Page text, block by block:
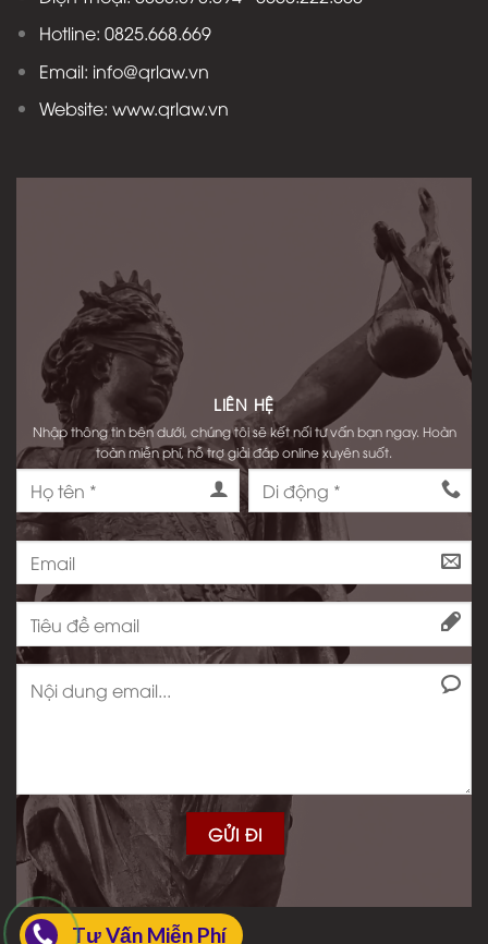
Hotline: 0825.668.669
Email: info@qrlaw.vn
Website: www.qrlaw.vn
LIÊN HỆ
Nhập thông tin bên dưới, chúng tôi sẽ kết nối tư vấn bạn ngay. Hoàn
toàn miễn phí, hỗ trợ giải đáp online xuyên suốt.
Tư Vấn Miễn Phí